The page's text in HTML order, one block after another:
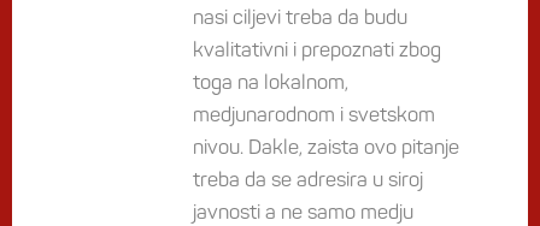
nasi ciljevi treba da budu
kvalitativni i prepoznati zbog
toga na lokalnom,
medjunarodnom i svetskom
nivou. Dakle, zaista ovo pitanje
treba da se adresira u siroj
javnosti a ne samo medju